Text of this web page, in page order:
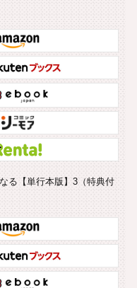
る【単行本版】3（特典付